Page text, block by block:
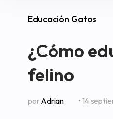
Educación Gatos
¿Cómo
felino
por Adrian • 14